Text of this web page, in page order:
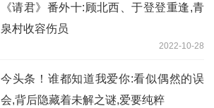
《请君》番外十:顾北西、于登登重逢,青
泉村收容伤员
2022-10-28
今头条！谁都知道我爱你:看似偶然的误
会,背后隐藏着未解之谜,爱要纯粹